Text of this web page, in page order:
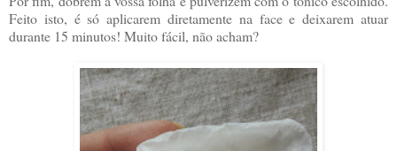
Feito isto, é só aplicarem diretamente na face e deixarem atuar
durante 15 minutos! Muito fácil, não acham?